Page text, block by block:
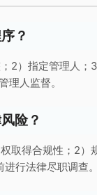
？
2）指定管理人
理人监督。
险？
取得合规性；2
行法律尽职调查。